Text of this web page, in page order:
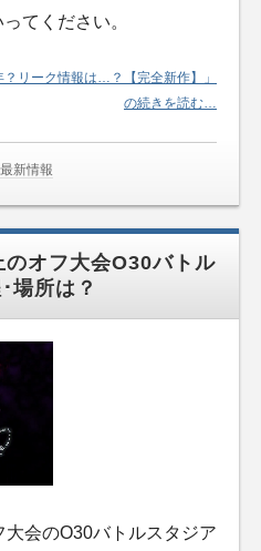
てください。
リーク情報は…？【完全新作】」
の続きを読む…
新情報
オフ大会O30バトル
場所は？
会のO30バトルスタジア